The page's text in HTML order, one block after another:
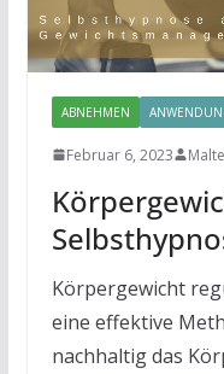
ABNEHMEN
Februar 6, 2023
Körpergewicht
eine effektive
nachhaltig das